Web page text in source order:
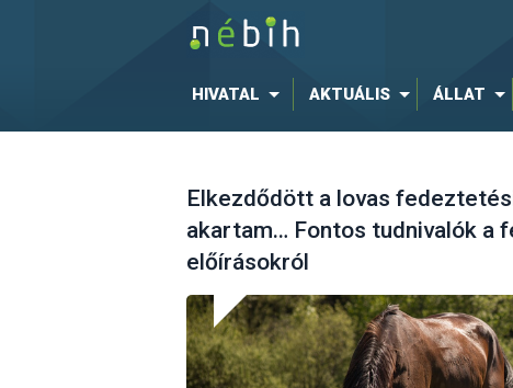
HIVATAL AKTUÁLIS ÁLLAT
Elkezdődött a lovas
akartam… Fontos tudnivalók a
előírásokról